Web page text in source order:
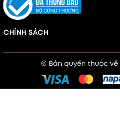
CHÍNH SÁCH
© Bản quyền thuộc về